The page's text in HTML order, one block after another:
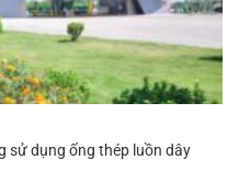
sử dụng ống thép luồn dây